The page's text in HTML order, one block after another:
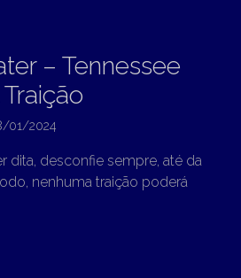
– Tennessee
01/2024
dita, desconfie sempre, até da
nenhuma traição poderá